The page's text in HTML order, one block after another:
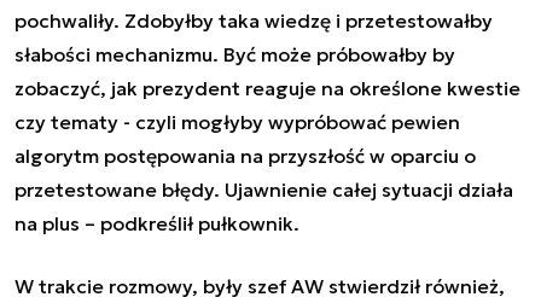
pochwaliły. Zdobyłby taka wiedzę i przetestowałby
słabości mechanizmu. Być może próbowałby by
zobaczyć, jak prezydent reaguje na określone kwestie
czy tematy - czyli mogłyby wypróbować pewien
algorytm postępowania na przyszłość w oparciu o
przetestowane błędy. Ujawnienie całej sytuacji działa
na plus – podkreślił pułkownik.
W trakcie rozmowy, były szef AW stwierdził również,